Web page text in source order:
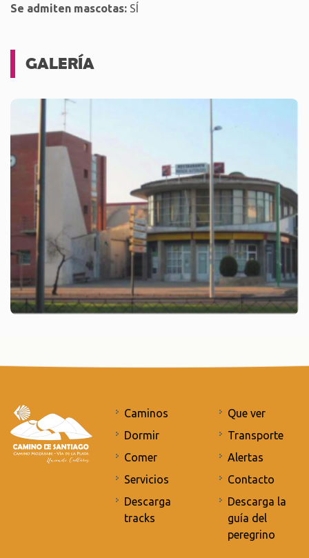
Se admiten mascotas: SÍ
GALERÍA
Caminos
Dormir
Comer
Servicios
Descarga
tracks
Que ver
Transporte
Alertas
Contacto
Descarga la
guía del
peregrino